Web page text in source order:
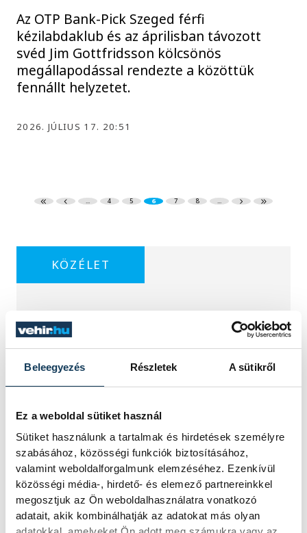
Beleegyezés Részletek A sütikről
Ez a weboldal sütiket használ
Sütiket használunk a tartalmak és hirdetések személyre
szabásához, közösségi funkciók biztosításához,
valamint weboldalforgalmunk elemzéséhez. Ezenkívül
közösségi média-, hirdető- és elemező partnereinkkel
megosztjuk az Ön weboldalhasználatra vonatkozó
adatait, akik kombinálhatják az adatokat más olyan
Az OTP Bank-Pick Szeged férfi
kézilabdaklub és az áprilisban távozott
svéd Jim Gottfridsson kölcsönös
megállapodással rendezte a közöttük
fennállt helyzetet.
2026. JÚLIUS 17. 20:51
... 4 5 6 7 8 ...
KÖZÉLET
A Tisza-frakció
kezdeményezte, hogy
jövő kedden legyen az
államfőválasztás
A Tisza-frakció kezdeményezte, hogy
a parlament jövő kedden válassza
meg az új köztársasági elnököt.
Valami óriási csapódott a